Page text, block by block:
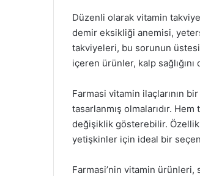
Düzenli olarak vitamin
demir eksikliği anemisi,
takviyeleri, bu sorunun
içeren ürünler, kalp
Farmasi vitamin ilaçlarının
tasarlanmış olmalarıdır.
değişiklik gösterebilir.
yetişkinler için ideal bir
Farmasi’nin vitamin ürünleri,